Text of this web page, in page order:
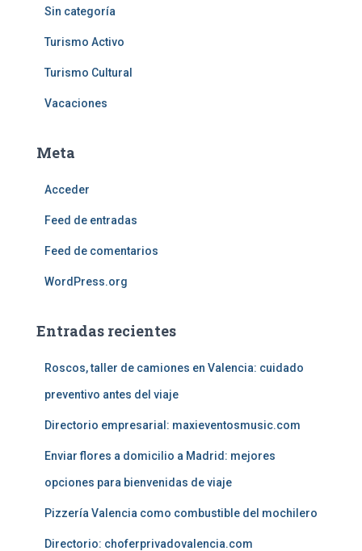
Sin categoría
Turismo Activo
Turismo Cultural
Vacaciones
Meta
Acceder
Feed de entradas
Feed de comentarios
WordPress.org
Entradas recientes
Roscos, taller de camiones en Valencia: cuidado
preventivo antes del viaje
Directorio empresarial: maxieventosmusic.com
Enviar flores a domicilio a Madrid: mejores
opciones para bienvenidas de viaje
Pizzería Valencia como combustible del mochilero
Directorio: choferprivadovalencia.com